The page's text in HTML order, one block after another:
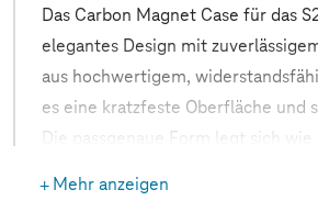
Das Carbon Magnet Case für das
elegantes Design mit
aus hochwertigem,
es eine kratzfeste Oberfläche und
Die passgenaue Form legt sich wie
leicht strukturierte Oberfläche
Mehr anzeigen